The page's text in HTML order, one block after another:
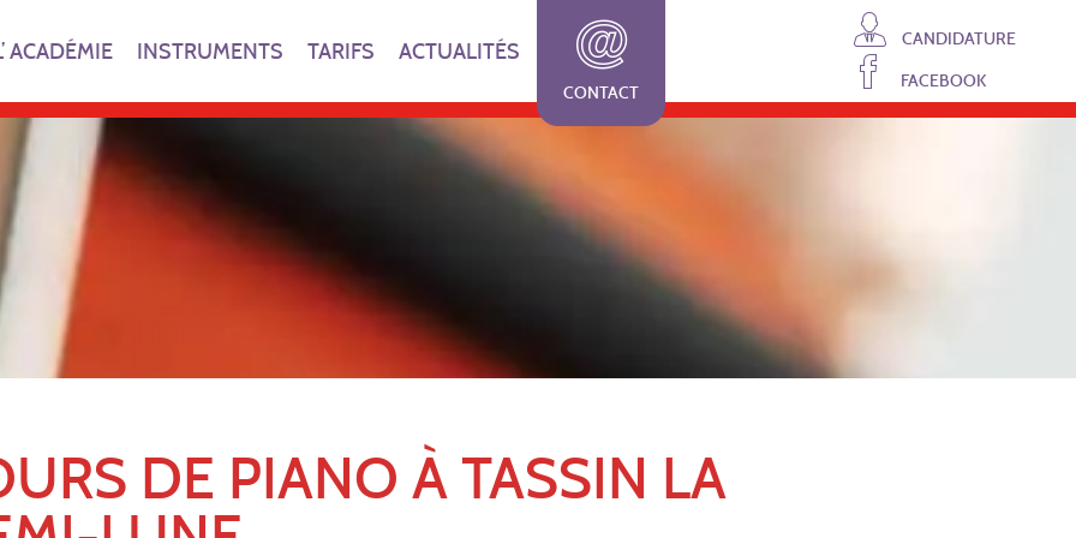
ACADÉMIE INSTRUMENTS TARIFS ACTUALITÉS
CONTACT
CANDIDATURE
FACEBOOK
DE PIANO À TASSIN LA